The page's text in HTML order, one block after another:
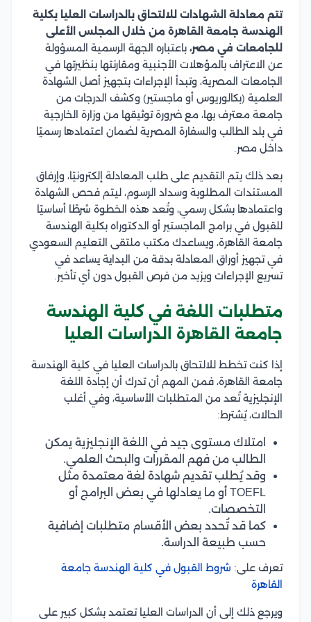
تتم معادلة الشهادات للالتحاق بالدراسات العليا بكلية
الهندسة جامعة القاهرة من خلال المجلس الأعلى
للجامعات في مصر، باعتباره الجهة الرسمية المسؤولة
عن الاعتراف بالمؤهلات الأجنبية ومقارنتها بنظيرتها في
الجامعات المصرية، وتبدأ الإجراءات بتجهيز أصل الشهادة
العلمية (بكالوريوس أو ماجستير) وكشف الدرجات من
جامعة معترف بها، مع ضرورة توثيقها من وزارة الخارجية
في بلد الطالب والسفارة المصرية لضمان اعتمادها رسميًا
داخل مصر.
بعد ذلك يتم التقديم على طلب المعادلة إلكترونيًا، وإرفاق
المستندات المطلوبة وسداد الرسوم، ليتم فحص الشهادة
واعتمادها بشكل رسمي، وتُعد هذه الخطوة شرطًا أساسيًا
للقبول في برامج الماجستير أو الدكتوراه بكلية الهندسة
جامعة القاهرة، ويساعدك مكتب ملتقى التعليم السعودي
في تجهيز أوراق المعادلة بدقة من البداية يساعد في
تسريع الإجراءات ويزيد من فرص القبول دون أي تأخير.
متطلبات اللغة في كلية الهندسة
جامعة القاهرة الدراسات العليا
إذا كنت تخطط للالتحاق بالدراسات العليا في كلية الهندسة
جامعة القاهرة، فمن المهم أن تدرك أن إجادة اللغة
الإنجليزية تُعد من المتطلبات الأساسية، وفي أغلب
الحالات، يُشترط:
امتلاك مستوى جيد في اللغة الإنجليزية يمكن
الطالب من فهم المقررات والبحث العلمي.
وقد يُطلب تقديم شهادة لغة معتمدة مثل
TOEFL أو ما يعادلها في بعض البرامج أو
التخصصات.
كما قد تُحدد بعض الأقسام متطلبات إضافية
حسب طبيعة الدراسة.
تعرف على: شروط القبول في كلية الهندسة جامعة
القاهرة
ويرجع ذلك إلى أن الدراسات العليا تعتمد بشكل كبير على